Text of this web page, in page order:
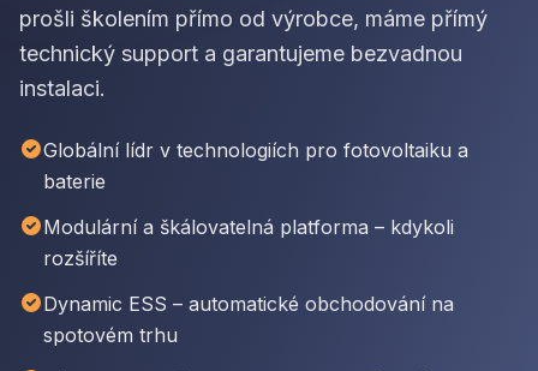
prošli školením přímo od výrobce, máme přímý
technický support a garantujeme bezvadnou
instalaci.
Globální lídr v technologiích pro fotovoltaiku a
baterie
Modulární a škálovatelná platforma – kdykoli
rozšíříte
Dynamic ESS – automatické obchodování na
spotovém trhu